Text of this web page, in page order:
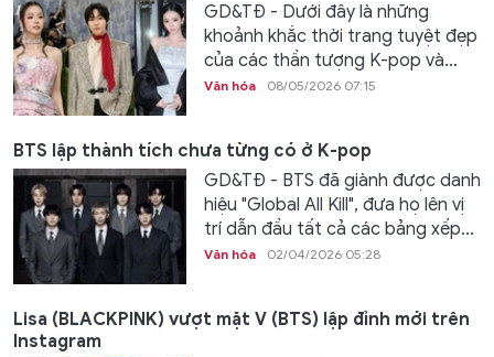
GD&TĐ - Dưới đây là những
khoảnh khắc thời trang tuyệt đẹp
của các thần tượng K-pop và...
Văn hóa 08/05/2026 07:15
BTS lập thành tích chưa từng có ở K-pop
GD&TĐ - BTS đã giành được danh
hiệu "Global All Kill", đưa họ lên vị
trí dẫn đầu tất cả các bảng xếp...
Văn hóa 02/04/2026 05:28
Lisa (BLACKPINK) vượt mặt V (BTS) lập đỉnh mới trên
Instagram